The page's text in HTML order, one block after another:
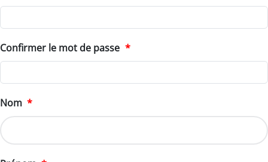
Confirmer le mot de passe *
Nom *